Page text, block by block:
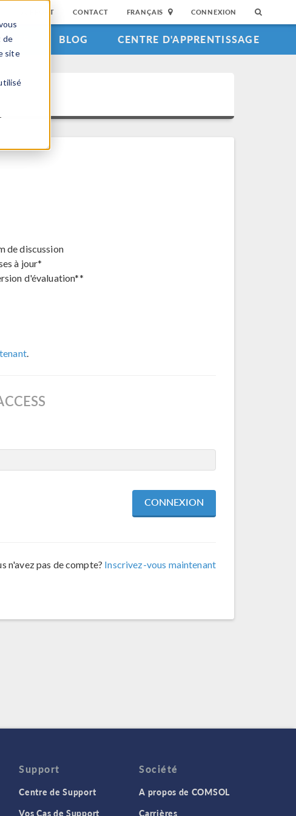
de
site
SUPPORT CONTACT FRANÇAIS CONNEXION
BLOG CENTRE D'APPRENTISSAGE
de discussion
à jour*
d'évaluation**
.
n'avez pas de compte? Inscrivez-vous maintenant
Support
Centre de Support
Vos Cas de Support
Société
A propos de COMSOL
Carrières